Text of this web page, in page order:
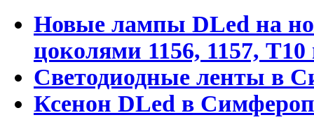
Новые лампы DLed на
цоколями 1156, 1157,
Светодиодные ленты в
Ксенон DLed в